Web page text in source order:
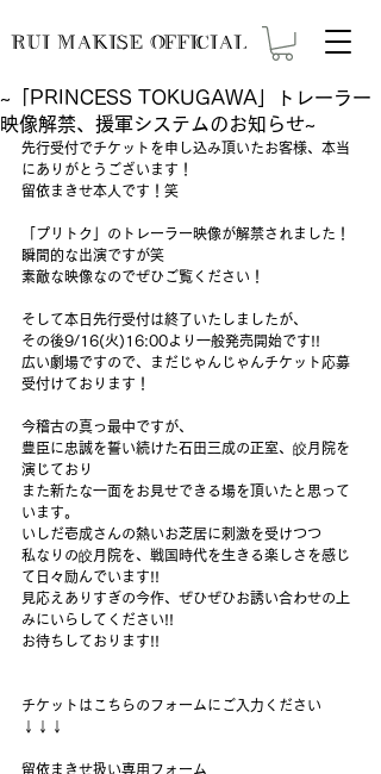
RUI MAKISE OFFICIAL
~「PRINCESS TOKUGAWA」トレーラー
映像解禁、援軍システムのお知らせ~
先行受付でチケットを申し込み頂いたお客様、本当
にありがとうございます！
留依まきせ本人です！笑
「プリトク」のトレーラー映像が解禁されました！
瞬間的な出演ですが笑
素敵な映像なのでぜひご覧ください！
そして本日先行受付は終了いたしましたが、
その後9/16(火)16:00より一般発売開始です!!
広い劇場ですので、まだじゃんじゃんチケット応募
受付けております！
今稽古の真っ最中ですが、
豊臣に忠誠を誓い続けた石田三成の正室、皎月院を
演じており
また新たな一面をお見せできる場を頂いたと思って
います。
いしだ壱成さんの熱いお芝居に刺激を受けつつ
私なりの皎月院を、戦国時代を生きる楽しさを感じ
て日々励んでいます!!
見応えありすぎの今作、ぜひぜひお誘い合わせの上
みにいらしてください!!
お待ちしております!!
チケットはこちらのフォームにご入力ください
↓↓↓
留依まきせ扱い専用フォーム